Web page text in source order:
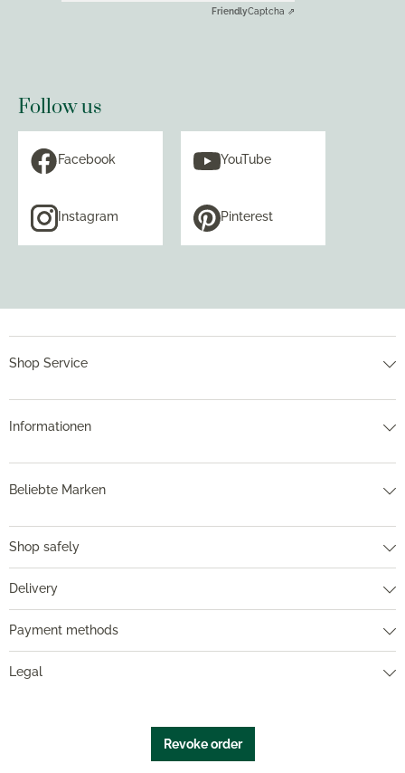
FriendlyCaptcha ⇗
Follow us
Facebook YouTube
Instagram Pinterest
Shop Service
Informationen
Beliebte Marken
Shop safely
Delivery
Payment methods
Legal
Revoke order